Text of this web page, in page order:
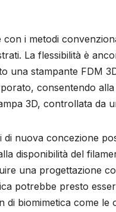
i metodi
La flessibilità è
una stampante FDM
consentendo
3D, controllata da
nuova concezione
disponibilità del
una progettazione
potrebbe presto
biomimetica come le